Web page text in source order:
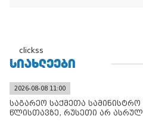
clickss
ᲡᲘᲐᲮᲚᲔᲔᲑᲘ
2026-08-08 11:00
საგარეო საქმეთა
წლისთავზე, რუსეთი არ